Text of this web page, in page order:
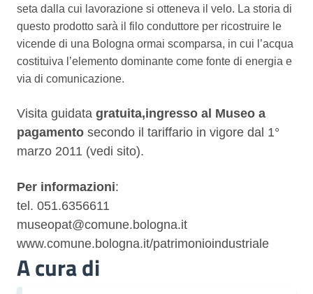
seta dalla cui lavorazione si otteneva il velo. La storia di
questo prodotto sarà il filo conduttore per ricostruire le
vicende di una Bologna ormai scomparsa, in cui l’acqua
costituiva l’elemento dominante come fonte di energia e
via di comunicazione.
Visita guidata gratuita,ingresso al Museo a
pagamento secondo il tariffario in vigore dal 1°
marzo 2011 (vedi sito).
Per informazioni:
tel. 051.6356611
museopat@comune.bologna.it
www.comune.bologna.it/patrimonioindustriale
A cura di